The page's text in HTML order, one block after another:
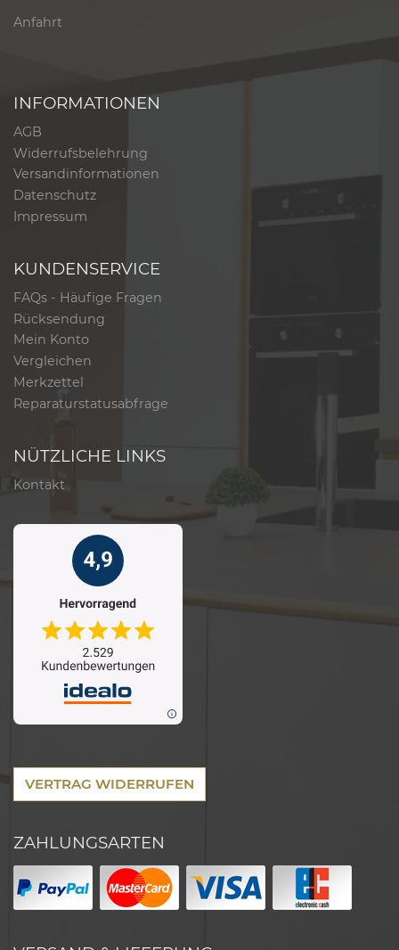
Anfahrt
INFORMATIONEN
AGB
Widerrufsbelehrung
Versandinformationen
Datenschutz
Impressum
KUNDENSERVICE
FAQs - Häufige Fragen
Rücksendung
Mein Konto
Vergleichen
Merkzettel
Reparaturstatusabfrage
NÜTZLICHE LINKS
Kontakt
VERTRAG WIDERRUFEN
ZAHLUNGSARTEN